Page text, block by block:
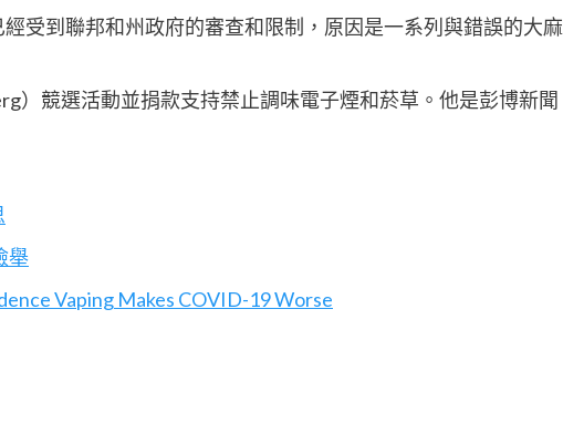
受到聯邦和州政府的審查和限制，原因是一系列與錯誤的大麻
）競選活動並捐款支持禁止調味電子煙和菸草。他是彭博新聞
舉
Vaping Makes COVID-19 Worse